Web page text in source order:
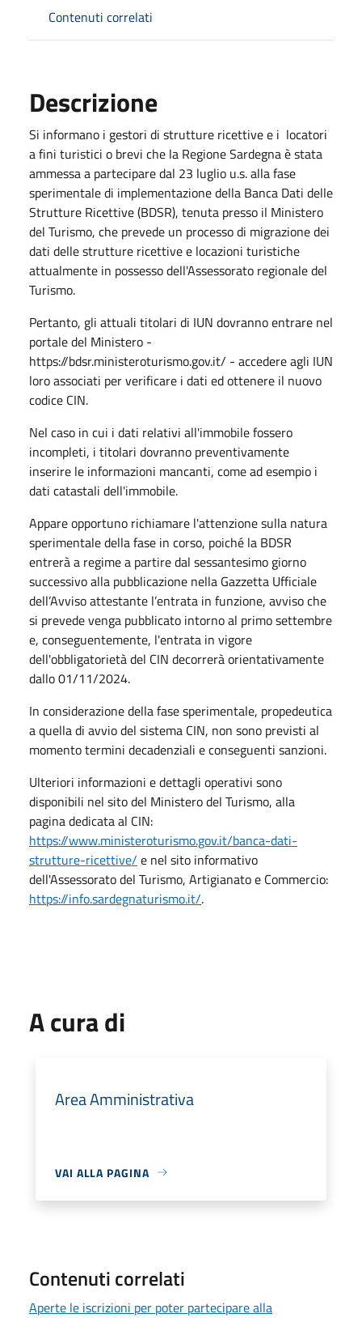
Contenuti correlati
Descrizione
Si informano i gestori di strutture ricettive e i locatori
a fini turistici o brevi che la Regione Sardegna è stata
ammessa a partecipare dal 23 luglio u.s. alla fase
sperimentale di implementazione della Banca Dati delle
Strutture Ricettive (BDSR), tenuta presso il Ministero
del Turismo, che prevede un processo di migrazione dei
dati delle strutture ricettive e locazioni turistiche
attualmente in possesso dell'Assessorato regionale del
Turismo.
Pertanto, gli attuali titolari di IUN dovranno entrare nel
portale del Ministero -
https://bdsr.ministeroturismo.gov.it/ - accedere agli IUN
loro associati per verificare i dati ed ottenere il nuovo
codice CIN.
Nel caso in cui i dati relativi all'immobile fossero
incompleti, i titolari dovranno preventivamente
inserire le informazioni mancanti, come ad esempio i
dati catastali dell'immobile.
Appare opportuno richiamare l'attenzione sulla natura
sperimentale della fase in corso, poiché la BDSR
entrerà a regime a partire dal sessantesimo giorno
successivo alla pubblicazione nella Gazzetta Ufficiale
dell’Avviso attestante l’entrata in funzione, avviso che
si prevede venga pubblicato intorno al primo settembre
e, conseguentemente, l'entrata in vigore
dell'obbligatorietà del CIN decorrerà orientativamente
dallo 01/11/2024.
In considerazione della fase sperimentale, propedeutica
a quella di avvio del sistema CIN, non sono previsti al
momento termini decadenziali e conseguenti sanzioni.
Ulteriori informazioni e dettagli operativi sono
disponibili nel sito del Ministero del Turismo, alla
pagina dedicata al CIN:
https://www.ministeroturismo.gov.it/banca-dati-
strutture-ricettive/ e nel sito informativo
dell'Assessorato del Turismo, Artigianato e Commercio:
https://info.sardegnaturismo.it/.
A cura di
Area Amministrativa
VAI ALLA PAGINA
Contenuti correlati
Aperte le iscrizioni per poter partecipare alla